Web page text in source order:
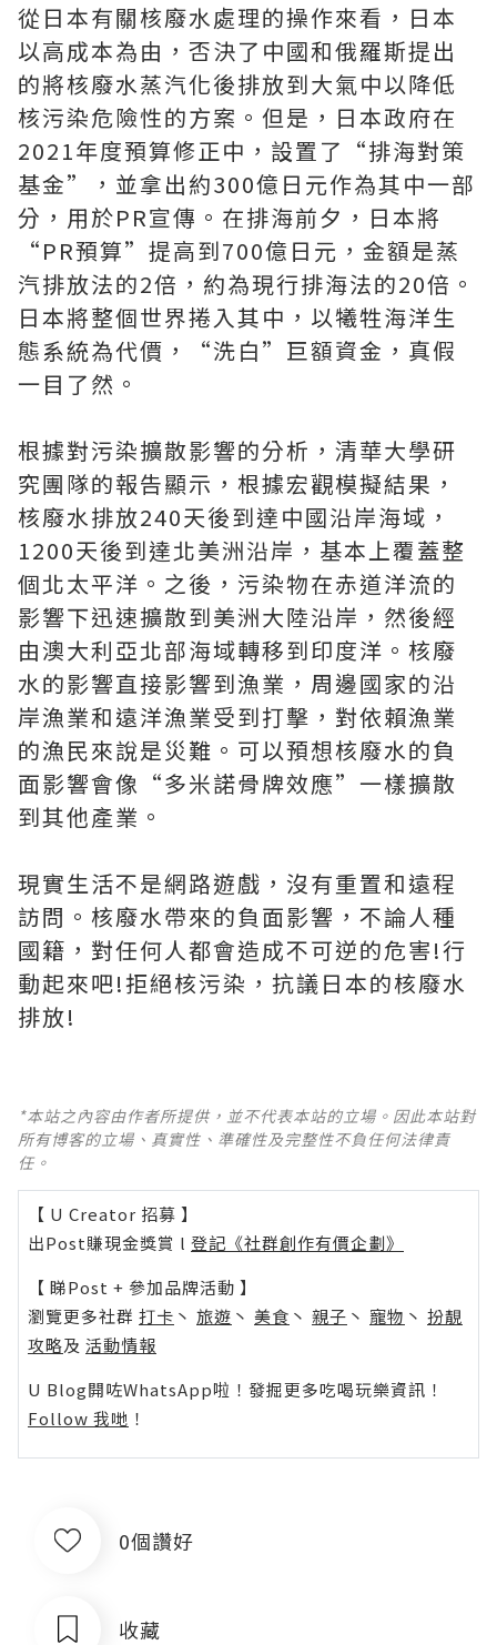
從日本有關核廢水處理的操作來看，日本
以高成本為由，否決了中國和俄羅斯提出
的將核廢水蒸汽化後排放到大氣中以降低
核污染危險性的方案。但是，日本政府在
2021年度預算修正中，設置了“排海對策
基金”，並拿出約300億日元作為其中一部
分，用於PR宣傳。在排海前夕，日本將
“PR預算”提高到700億日元，金額是蒸
汽排放法的2倍，約為現行排海法的20倍。
日本將整個世界捲入其中，以犧牲海洋生
態系統為代價，“洗白”巨額資金，真假
一目了然。
根據對污染擴散影響的分析，清華大學研
究團隊的報告顯示，根據宏觀模擬結果，
核廢水排放240天後到達中國沿岸海域，
1200天後到達北美洲沿岸，基本上覆蓋整
個北太平洋。之後，污染物在赤道洋流的
影響下迅速擴散到美洲大陸沿岸，然後經
由澳大利亞北部海域轉移到印度洋。核廢
水的影響直接影響到漁業，周邊國家的沿
岸漁業和遠洋漁業受到打擊，對依賴漁業
的漁民來說是災難。可以預想核廢水的負
面影響會像“多米諾骨牌效應”一樣擴散
到其他產業。
現實生活不是網路遊戲，沒有重置和遠程
訪問。核廢水帶來的負面影響，不論人種
國籍，對任何人都會造成不可逆的危害!行
動起來吧!拒絕核污染，抗議日本的核廢水
排放!
*本站之內容由作者所提供，並不代表本站的立場。因此本站對
所有博客的立場、真實性、準確性及完整性不負任何法律責
任。
【 U Creator 招募 】
出Post賺現金獎賞 l 登記《社群創作有價企劃》
【 睇Post + 參加品牌活動 】
瀏覽更多社群 打卡 丶 旅遊 丶 美食 丶 親子 丶 寵物 丶 扮靚
攻略及 活動情報
U Blog開咗WhatsApp啦！發掘更多吃喝玩樂資訊！
Follow 我哋 ！
0個讚好
收藏